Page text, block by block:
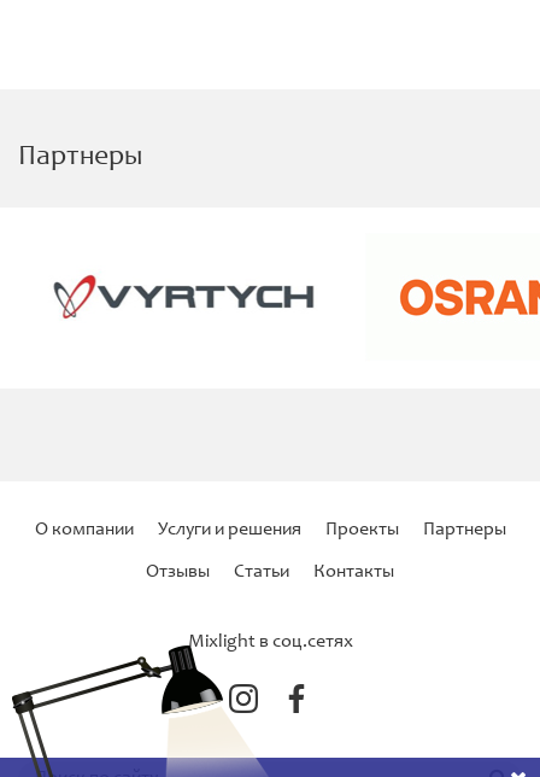
Партнеры
О компании Услуги и решения Проекты Партнеры
Отзывы Статьи Контакты
Mixlight в соц.сетях